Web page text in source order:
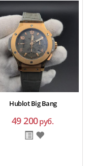
Hublot Big Bang
49 200руб.